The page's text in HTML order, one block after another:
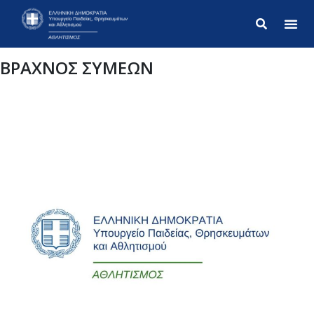
ΒΡΑΧΝΟΣ ΣΥΜΕΩΝ